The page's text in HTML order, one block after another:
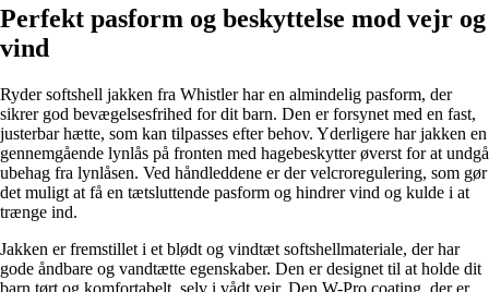
Perfekt pasform og beskyttelse mod vejr og
vind
Ryder softshell jakken fra Whistler har en almindelig pasform, der
sikrer god bevægelsesfrihed for dit barn. Den er forsynet med en fast,
justerbar hætte, som kan tilpasses efter behov. Yderligere har jakken en
gennemgående lynlås på fronten med hagebeskytter øverst for at undgå
ubehag fra lynlåsen. Ved håndleddene er der velcroregulering, som gør
det muligt at få en tætsluttende pasform og hindrer vind og kulde i at
trænge ind.
Jakken er fremstillet i et blødt og vindtæt softshellmateriale, der har
gode åndbare og vandtætte egenskaber. Den er designet til at holde dit
barn tørt og komfortabelt, selv i vådt vejr. Den W-Pro coating, der er